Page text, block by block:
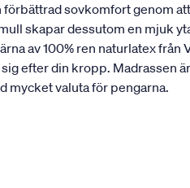
sovkomfort genom
skapar dessutom en mjuk
av 100% ren naturlatex
efter din kropp. Madrassen
mycket valuta för pengarna.